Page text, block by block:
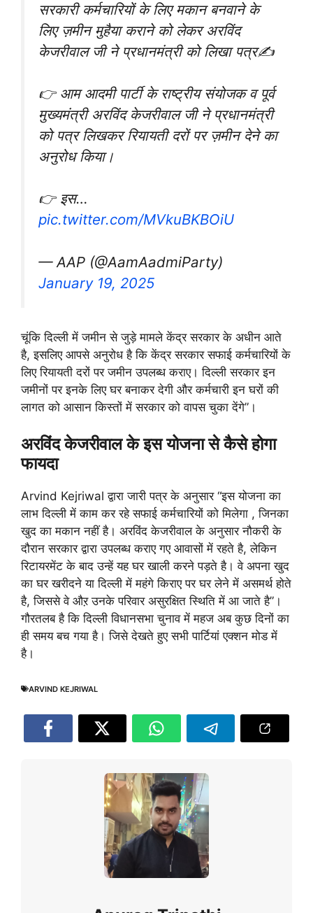
सरकारी कर्मचारियों के लिए मकान बनवाने के
लिए ज़मीन मुहैया कराने को लेकर अरविंद
केजरीवाल जी ने प्रधानमंत्री को लिखा पत्र✍️
👉 आम आदमी पार्टी के राष्ट्रीय संयोजक व पूर्व
मुख्यमंत्री अरविंद केजरीवाल जी ने प्रधानमंत्री
को पत्र लिखकर रियायती दरों पर ज़मीन देने का
अनुरोध किया।
👉 इस…
pic.twitter.com/MVkuBKBOiU
— AAP (@AamAadmiParty)
January 19, 2025
चूंकि दिल्ली में जमीन से जुड़े मामले केंद्र सरकार के अधीन आते
है, इसलिए आपसे अनुरोध है कि केंद्र सरकार सफाई कर्मचारियों के
लिए रियायती दरों पर जमीन उपलब्ध कराए। दिल्ली सरकार इन
जमीनों पर इनके लिए घर बनाकर देगी और कर्मचारी इन घरों की
लागत को आसान किस्तों में सरकार को वापस चुका देंगे”।
अरविंद केजरीवाल के इस योजना से कैसे होगा
फायदा
Arvind Kejriwal द्वारा जारी पत्र के अनुसार “इस योजना का
लाभ दिल्ली में काम कर रहे सफाई कर्मचारियों को मिलेगा , जिनका
खुद का मकान नहीं है। अरविंद केजरीवाल के अनुसार नौकरी के
दौरान सरकार द्वारा उपलब्ध कराए गए आवासों में रहते है, लेकिन
रिटायरमेंट के बाद उन्हें यह घर खाली करने पड़ते है। वे अपना खुद
का घर खरीदने या दिल्ली में महंगे किराए पर घर लेने में असमर्थ होते
है, जिससे वे औऱ उनके परिवार असुरक्षित स्थिति में आ जाते है”।
गौरतलब है कि दिल्ली विधानसभा चुनाव में महज अब कुछ दिनों का
ही समय बच गया है। जिसे देखते हुए सभी पार्टियां एक्शन मोड में
है।
ARVIND KEJRIWAL